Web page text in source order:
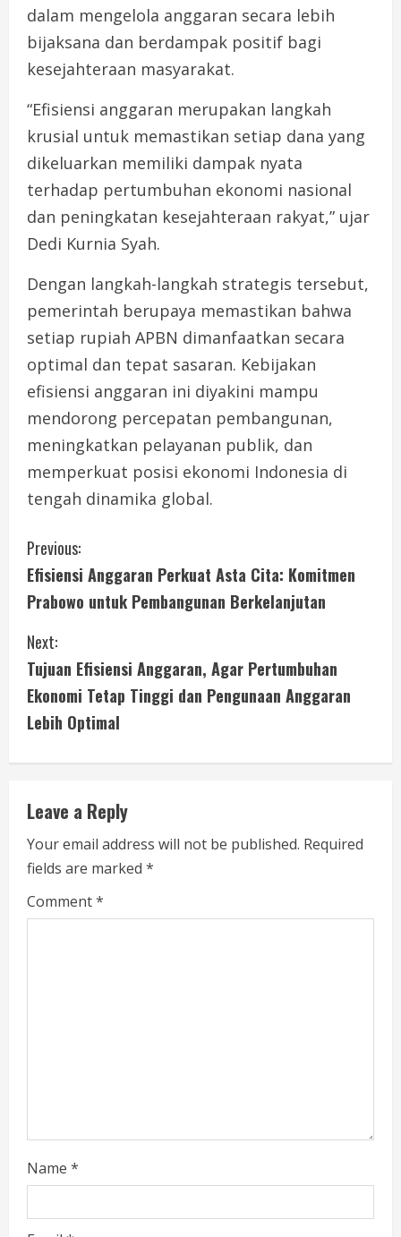
dalam mengelola anggaran secara lebih
bijaksana dan berdampak positif bagi
kesejahteraan masyarakat.
“Efisiensi anggaran merupakan langkah
krusial untuk memastikan setiap dana yang
dikeluarkan memiliki dampak nyata
terhadap pertumbuhan ekonomi nasional
dan peningkatan kesejahteraan rakyat,” ujar
Dedi Kurnia Syah.
Dengan langkah-langkah strategis tersebut,
pemerintah berupaya memastikan bahwa
setiap rupiah APBN dimanfaatkan secara
optimal dan tepat sasaran. Kebijakan
efisiensi anggaran ini diyakini mampu
mendorong percepatan pembangunan,
meningkatkan pelayanan publik, dan
memperkuat posisi ekonomi Indonesia di
tengah dinamika global.
C
o
n
t
i
n
u
e
R
e
a
Previous:
Efisiensi Anggaran Perkuat Asta Cita: Komitmen
Prabowo untuk Pembangunan Berkelanjutan
Next:
Tujuan Efisiensi Anggaran, Agar Pertumbuhan
Ekonomi Tetap Tinggi dan Pengunaan Anggaran
Lebih Optimal
Leave a Reply
Your email address will not be published. Required
fields are marked *
Comment*
Name *